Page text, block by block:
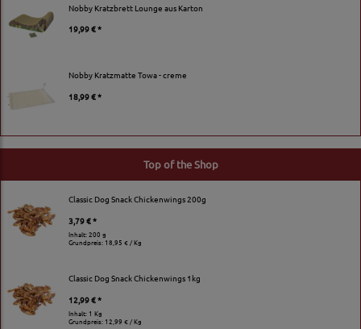
Nobby Kratzbrett Lounge aus Karton
19,99 € *
Nobby Kratzmatte Towa - creme
18,99 € *
Top of the Shop
Classic Dog Snack Chickenwings 200g
3,79 € *
Inhalt: 200 g
Grundpreis:18,95 € / Kg
Classic Dog Snack Chickenwings 1kg
12,99 € *
Inhalt: 1 Kg
Grundpreis: 12,99 € / Kg